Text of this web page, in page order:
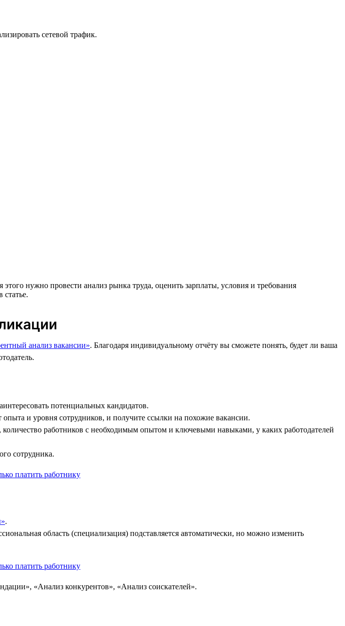
сетевой трафик.
нужно провести анализ рынка труда, оценить зарплаты, условия и требования
анализ вакансии». Благодаря индивидуальному отчёту вы сможете понять, будет ли ваша
потенциальных кандидатов.
и уровня сотрудников, и получите ссылки на похожие вакансии.
работников с необходимым опытом и ключевыми навыками, у каких работодателей
сотрудника.
.
область (специализация) подставляется автоматически, но можно изменить
«Анализ конкурентов», «Анализ соискателей».